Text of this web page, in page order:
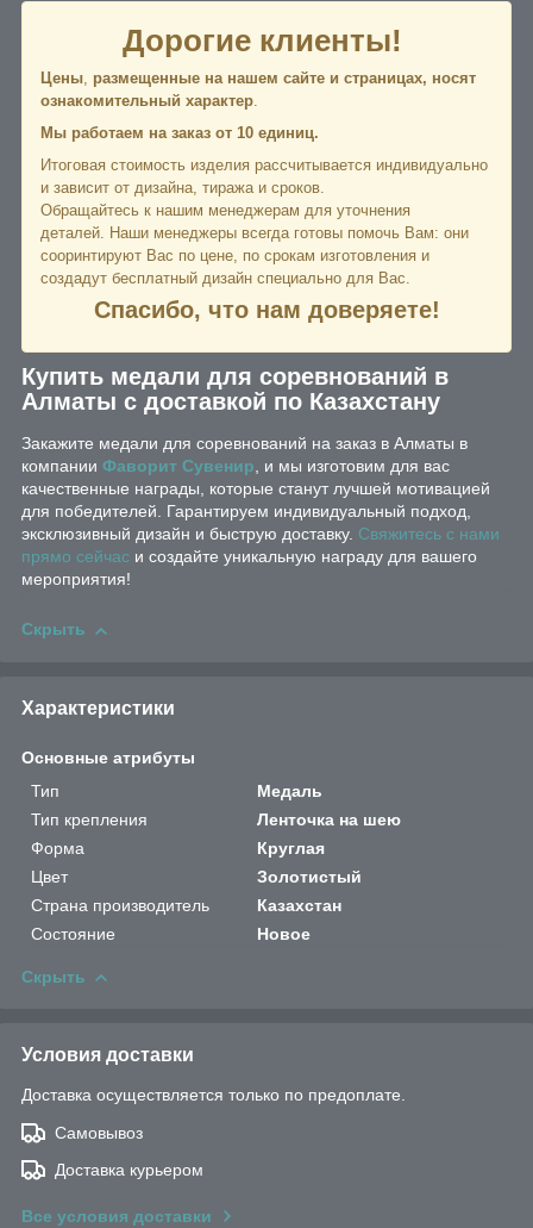
Дорогие клиенты!
Цены размещенные на нашем сайте и страницах, носят
ознакомительный характер
Мы работаем на заказ от 10 единиц.
Итоговая стоимость изделия рассчитывается индивидуально
и зависит от дизайна, тиража и сроков.
Обращайтесь к нашим менеджерам для уточнения
деталей. Наши менеджеры всегда готовы помочь Вам: они
сооринтируют Вас по цене, по срокам изготовления и
создадут бесплатный дизайн специально для Вас.
Спасибо, что нам доверяете!
Купить медали для соревнований в
Алматы с доставкой по Казахстану
Закажите медали для соревнований на заказ в Алматы в
компании Фаворит Сувенир, и мы изготовим для вас
качественные награды, которые станут лучшей мотивацией
для победителей. Гарантируем индивидуальный подход,
эксклюзивный дизайн и быструю доставку. Свяжитесь с нами
прямо сейчас и создайте уникальную награду для вашего
мероприятия!
Скрыть
Характеристики
Основные атрибуты
Тип
Медаль
Тип крепления
Ленточка на шею
Форма
Круглая
Цвет
Золотистый
Страна производитель
Казахстан
Состояние
Новое
Скрыть
Условия доставки
Доставка осуществляется только по предоплате.
Самовывоз
Доставка курьером
Все условия доставки